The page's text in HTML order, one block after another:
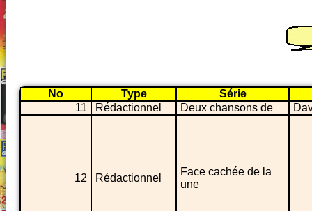
No Type
Série
11
Rédactionnel Deux chansons de
12 Rédactionnel
Face cachée de la
une